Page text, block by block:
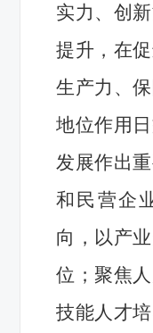
实力、创
提升，在
生产力、
地位作用
发展作出
和民营企
向，以产
位；聚焦
技能人才